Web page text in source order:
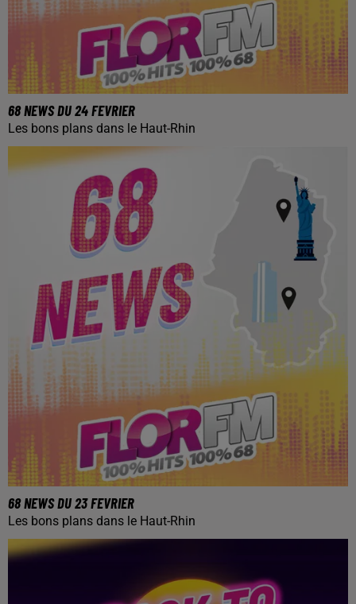
68 NEWS DU 24 FEVRIER
Les bons plans dans le Haut-Rhin
68 NEWS DU 23 FEVRIER
Les bons plans dans le Haut-Rhin